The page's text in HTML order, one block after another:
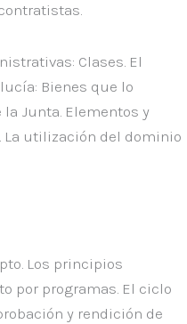
Clases. El
Bienes que lo
Junta. Elementos y
La utilización del dominio
Los principios
por programas. El ciclo
y rendición de